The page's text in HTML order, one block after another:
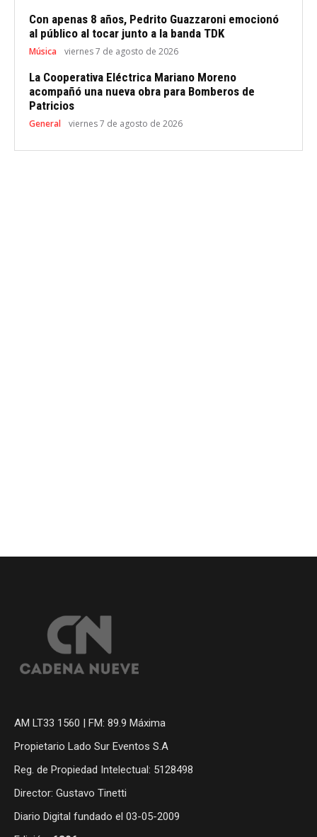
Con apenas 8 años, Pedrito Guazzaroni emocionó
al público al tocar junto a la banda TDK
Música viernes 7 de agosto de 2026
La Cooperativa Eléctrica Mariano Moreno
acompañó una nueva obra para Bomberos de
Patricios
General viernes 7 de agosto de 2026
AM LT33 1560 | FM: 89.9 Máxima
Propietario Lado Sur Eventos S.A
Reg. de Propiedad Intelectual: 5128498
Director: Gustavo Tinetti
Diario Digital fundado el 03-05-2009